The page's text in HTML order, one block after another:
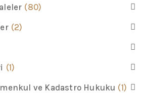
(80)
(2)
(1)
ve Kadastro Hukuku (1)